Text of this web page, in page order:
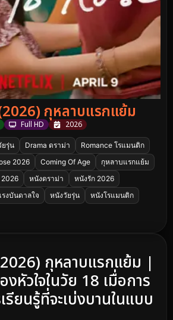
กุหลาบแรกแย้ม
Full HD
2026
รุ่น Drama ดราม่า
Romance โรแมนติก
2026 Coming Of Age
กุหลาบแรกแย้ม
หนังดราม่า
หนังรัก 2026
งบันดาลใจ
หนังวัยรุ่น
หนังโรแมนติก
กุหลาบแรกแย้ม |
งหัวใจในวัย 18 เมื่อการ
รียนรู้ที่จะเบ่งบานในแบบ